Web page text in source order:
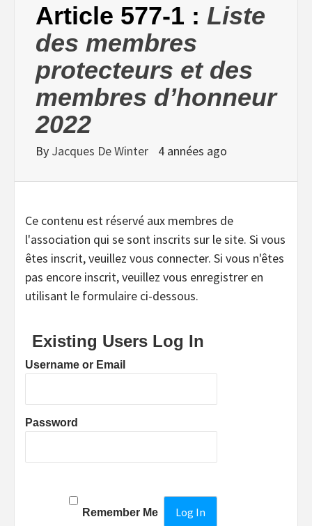
Article 577-1 : Liste
des membres
protecteurs et des
membres d’honneur
2022
By Jacques De Winter 4 années ago
Ce contenu est réservé aux membres de
l'association qui se sont inscrits sur le site. Si vous
êtes inscrit, veuillez vous connecter. Si vous n'êtes
pas encore inscrit, veuillez vous enregistrer en
utilisant le formulaire ci-dessous.
Existing Users Log In
Username or Email
Password
Remember Me